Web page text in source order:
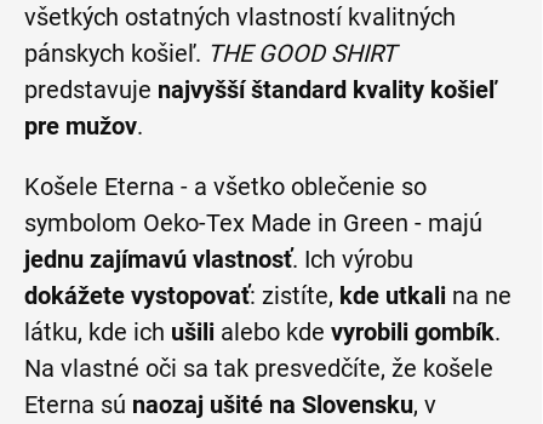
všetkých ostatných vlastností kvalitných
pánskych košieľ. THE GOOD SHIRT
predstavuje najvyšší štandard kvality košieľ
pre mužov.
Košele Eterna - a všetko oblečenie so
symbolom Oeko-Tex Made in Green - majú
jednu zajímavú vlastnosť. Ich výrobu
dokážete vystopovať: zistíte, kde utkali na ne
látku, kde ich ušili alebo kde vyrobili gombík.
Na vlastné oči sa tak presvedčíte, že košele
Eterna sú naozaj ušité na Slovensku, v